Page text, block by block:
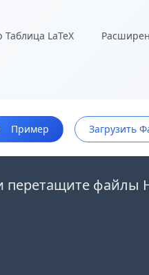
Таблица LaTeX
Пример Загрузить
перетащите файлы